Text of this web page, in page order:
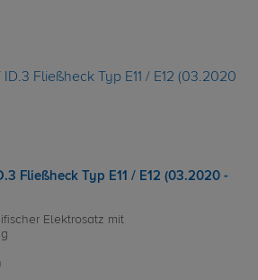
Fließheck Typ E11 / E12 (03.2020 -
Elektrosatz mit